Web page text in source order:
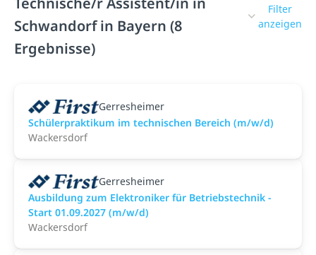
Schwandorf in Bayern (8
Ergebnisse)
Filter
anzeigen
Gerresheimer
Schülerpraktikum im technischen Bereich (m/w/d)
Wackersdorf
Gerresheimer
Ausbildung zum Elektroniker für Betriebstechnik -
Start 01.09.2027 (m/w/d)
Wackersdorf